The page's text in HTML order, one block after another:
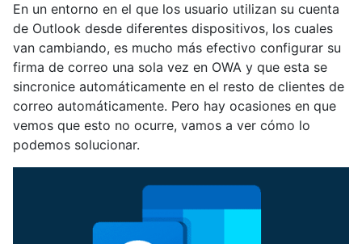
En un entorno en el que los usuario utilizan su cuenta
de Outlook desde diferentes dispositivos, los cuales
van cambiando, es mucho más efectivo configurar su
firma de correo una sola vez en OWA y que esta se
sincronice automáticamente en el resto de clientes de
correo automáticamente. Pero hay ocasiones en que
vemos que esto no ocurre, vamos a ver cómo lo
podemos solucionar.